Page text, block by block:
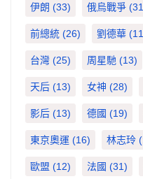
伊朗 (33) 俄烏戰爭
前總統 (26) 劉德華
台灣 (25) 周星馳 (13)
天后 (13) 女神 (28)
影后 (13) 德國 (19)
東京奧運 (16) 林志玲
歐盟 (12) 法國 (31)